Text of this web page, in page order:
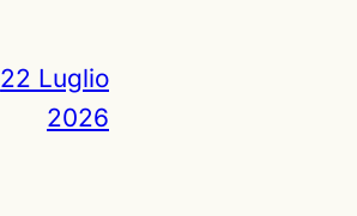
22 Luglio
2026